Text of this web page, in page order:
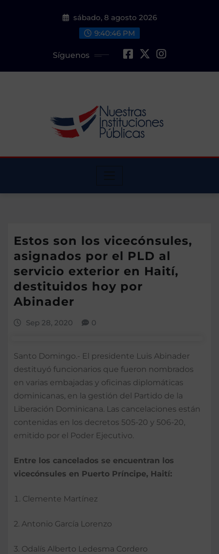
sábado, 8 agosto 2026
9:40:47 PM
Síguenos
Estos son los vicecónsules,
asignados por el PLD al
servicio exterior en Haití,
destituidos hoy por
Abinader
Sep 28, 2020 0
Santo Domingo.- El presidente Luis Abinader
destituyó funcionarios que fueron nombrados
en varias embajadas y oficinas diplomáticas
dominicanas, en la gestión del Partido de la
Liberación Dominicana. Las cancelaciones están
contenidas en los decretos 505-20 y 506-20,
emitido por el Poder Ejecutivo.
Entre los cancelados se encuentran los
vicecónsules en Puerto Príncipe, Haití:
Clemente Martínez
2. Antonio García Lorenzo
3. Odalís Alberto Ledesma Cordero